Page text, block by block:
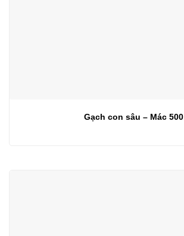
Gạch con sâu – Mác 500